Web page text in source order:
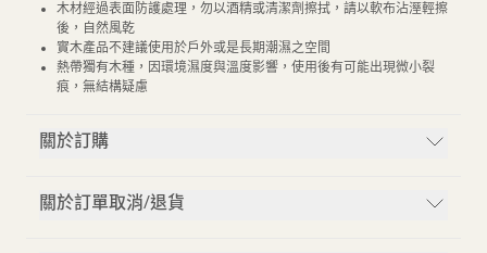
木材經過表面防護處理，勿以酒精或清潔劑擦拭，請以軟布沾溼輕擦
後，自然風乾
實木產品不建議使用於戶外或是長期潮濕之空間
熱帶獨有木種，因環境濕度與溫度影響，使用後有可能出現微小裂
痕，無結構疑慮
關於訂購
關於訂單取消/退貨